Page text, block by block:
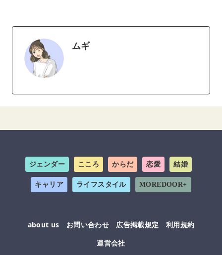
ムギ
ジェンダー こころ からだ 恋愛 結婚
キャリア ライフスタイル MOREDOOR+
about us お問い合わせ 広告掲載規定
利用規約
運営会社